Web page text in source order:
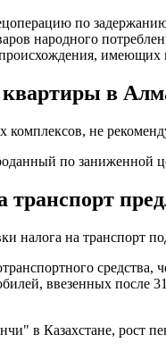
по
народного
имеющих
квартиры в
не
по заниженной
транспорт
налога на транспорт
ввезенных после